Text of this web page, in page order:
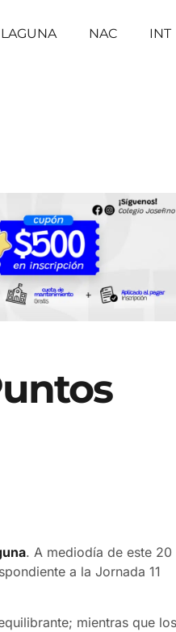
LAGUNA NAC INT
. A mediodía de este 20
a la Jornada 11
mientras que los